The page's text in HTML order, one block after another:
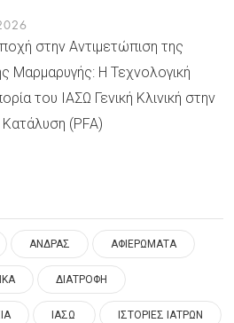
στην Αντιμετώπιση της
Μαρμαρυγής: Η Τεχνολογική
του ΙΑΣΩ Γενική Κλινική στην
Κατάλυση (PFA)
ΑΝΔΡΑΣ ΑΦΙΕΡΩΜΑΤΑ
ΔΙΑΤΡΟΦΗ
ΙΑΣΩ ΙΣΤΟΡΙΕΣ ΙΑΤΡΩΝ